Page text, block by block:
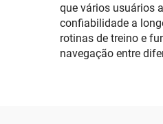
que vários usuários
confiabilidade a
rotinas de treino e
navegação entre